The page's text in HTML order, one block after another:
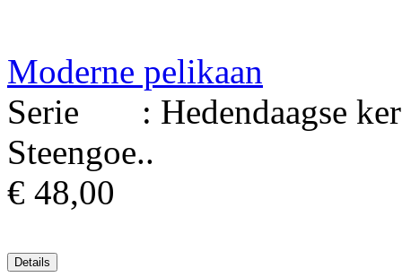
Moderne pelikaan
Serie : Hedendaagse
Steengoe..
€ 48,00